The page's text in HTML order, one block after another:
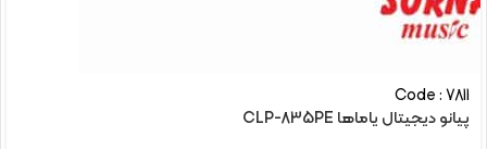
Code : 7811
پیانو دیجیتال یاماها CLP-835PE